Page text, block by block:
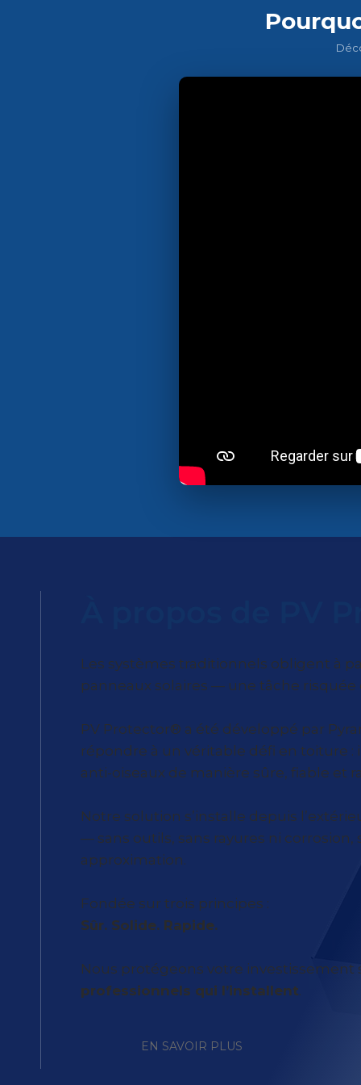
Les systèmes traditionnels obligent à
panneaux solaires — une tâche risquée
PV Protector® a été développé par
répondre à un véritable défi en toiture
anti-oiseaux de manière sûre, fiable et
Notre solution s’installe depuis
— sans outils, sans rayures ni corrosion,
approximation.
Fondée sur trois principes :
Sûr. Solide. Rapide.
Nous protégeons votre
professionnels qui l’installent.
EN SAVOIR PLUS